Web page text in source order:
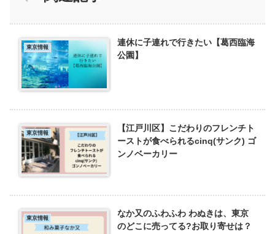
東京情報
連休に子連れで行きたい【葛西臨海
公園】
東京情報
【江戸川区】こだわりのフレンチト
ーストが食べられるcinq(サンク) ゴ
ンノベーカリー
東京情報
なか又のふわふわ わぬきは、東京
のどこに売ってる?お取り寄せは？